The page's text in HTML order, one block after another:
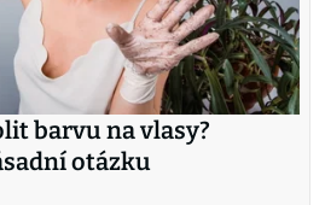
barvu na vlasy?
otázku